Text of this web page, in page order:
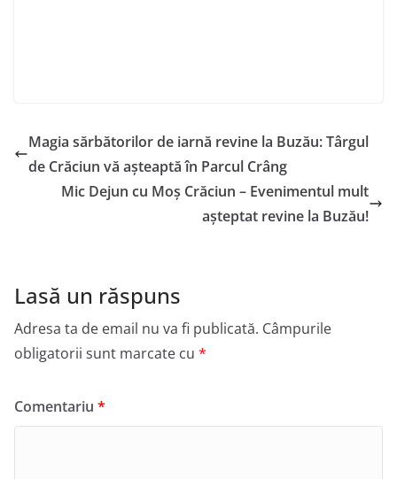
Magia sărbătorilor de iarnă revine la Buzău: Târgul
de Crăciun vă așteaptă în Parcul Crâng
Mic Dejun cu Moș Crăciun – Evenimentul mult
așteptat revine la Buzău!
Lasă un răspuns
Adresa ta de email nu va fi publicată. Câmpurile
obligatorii sunt marcate cu *
Comentariu *